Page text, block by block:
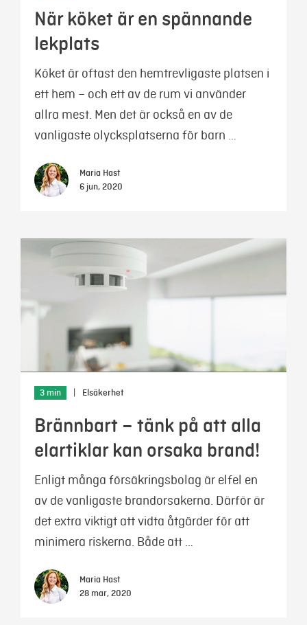
När köket är en spännande
lekplats
Köket är oftast den hemtrevligaste platsen i
ett hem – och ett av de rum vi använder
allra mest. Men det är också en av de
vanligaste olycksplatserna för barn …
Maria Hast
6 jun, 2020
3 min Elsäkerhet
Brännbart – tänk på att alla
elartiklar kan orsaka brand!
Enligt många försäkringsbolag är elfel en
av de vanligaste brandorsakerna. Därför är
det extra viktigt att vidta åtgärder för att
minimera riskerna. Både att …
Maria Hast
28 mar, 2020